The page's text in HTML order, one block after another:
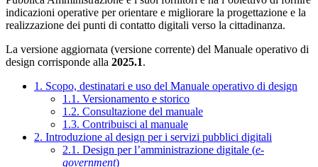
indicazioni operative per orientare e migliorare la progettazione e la
realizzazione dei punti di contatto digitali verso la cittadinanza.
La versione aggiornata (versione corrente) del Manuale operativo di
design corrisponde alla 2025.1.
1. Scopo, destinatari e uso del Manuale operativo di design
1.1. Versionamento e storico
1.2. Consultazione del manuale
1.3. Contribuisci al manuale
2. Introduzione al design per i servizi pubblici digitali
2.1. Design per l’amministrazione digitale (e-
government)